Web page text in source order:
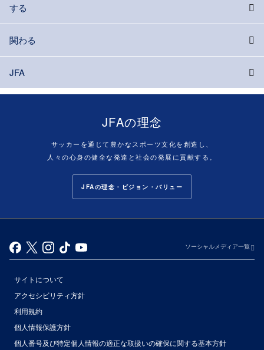
する
関わる
JFA
JFAの理念
サッカーを通じて豊かなスポーツ文化を創造し、
人々の心身の健全な発達と社会の発展に貢献する。
JFAの理念・ビジョン・バリュー
ソーシャルメディア一覧
サイトについて
アクセシビリティ方針
利用規約
個人情報保護方針
個人番号及び特定個人情報の適正な取扱いの確保に関する基本方針